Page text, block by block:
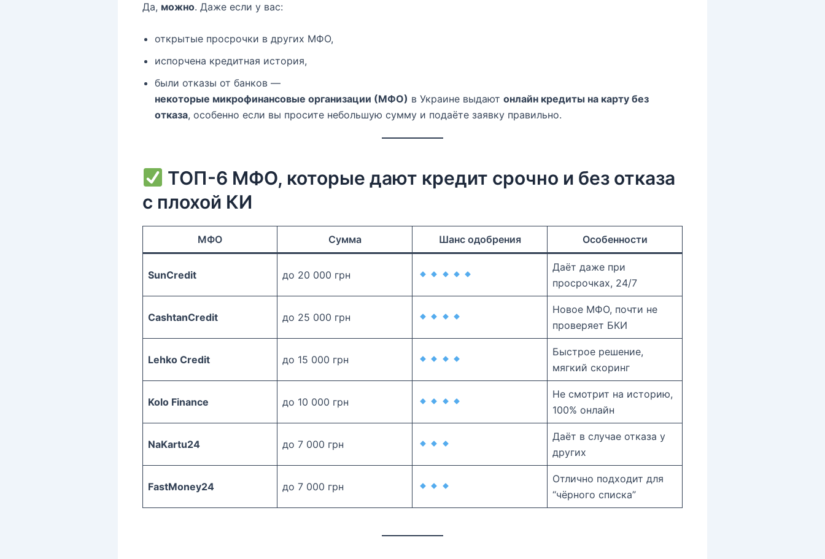
Да, можно. Даже если у вас:
открытые просрочки в других МФО,
испорчена кредитная история,
были отказы от банков —
некоторые микрофинансовые организации (МФО) в Украине выдают онлайн кредиты на карту без
отказа, особенно если вы просите небольшую сумму и подаёте заявку правильно.
ТОП-6 МФО, которые дают кредит срочно и без отказа
с плохой КИ
МФО Сумма Шанс одобрения Особенности
SunCredit до 20 000 грн
Даёт даже при
просрочках, 24/7
CashtanCredit до 25 000 грн
Новое МФО, почти не
проверяет БКИ
Lehko Credit до 15 000 грн
Быстрое решение,
мягкий скоринг
Kolo Finance до 10 000 грн
Не смотрит на историю,
100% онлайн
NaKartu24 до 7 000 грн
Даёт в случае отказа у
других
FastMoney24 до 7 000 грн
Отлично подходит для
“чёрного списка”